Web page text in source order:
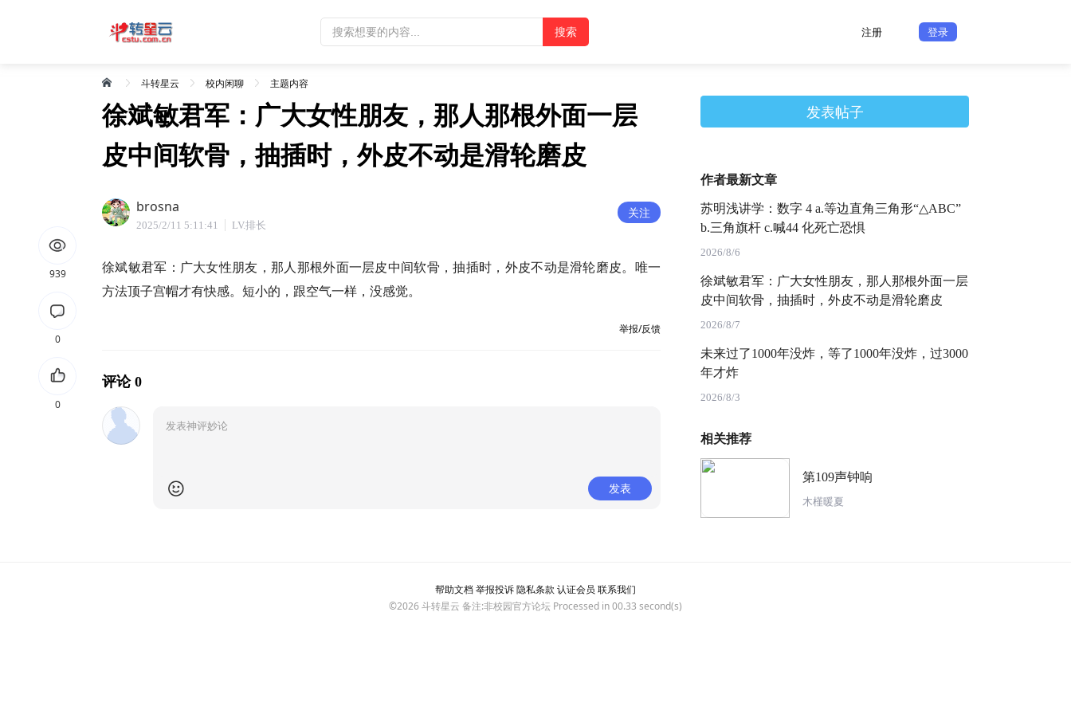
注册 登录
斗转星云 校内闲聊 主题内容
徐斌敏君军：广大女性朋友，那人那根外面一层
皮中间软骨，抽插时，外皮不动是滑轮磨皮
brosna
2025/2/11 5:11:41 LV.排长
关注
徐斌敏君军：广大女性朋友，那人那根外面一层皮中间软骨，抽插时，外皮不动是滑轮磨皮。唯一
方法顶子宫帽才有快感。短小的，跟空气一样，没感觉。
举报/反馈
评论 0
发表
发表帖子
作者最新文章
苏明浅讲学：数字 4 a.等边直角三角形“△ABC”
b.三角旗杆 c.喊44 化死亡恐惧
2026/8/6
徐斌敏君军：广大女性朋友，那人那根外面一层
皮中间软骨，抽插时，外皮不动是滑轮磨皮
2026/8/7
未来过了1000年没炸，等了1000年没炸，过3000
年才炸
2026/8/3
相关推荐
第109声钟响
木槿暖夏
939
0
0
帮助文档举报投诉隐私条款 认证会员 联系我们
©2026斗转星云 备注:非校园官方论坛 Processed in 00.33 second(s)